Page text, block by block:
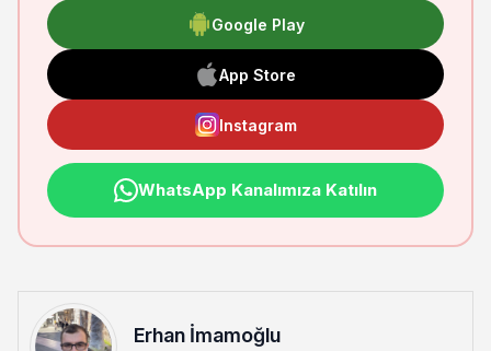
Google Play
App Store
Instagram
WhatsApp Kanalımıza Katılın
Erhan İmamoğlu